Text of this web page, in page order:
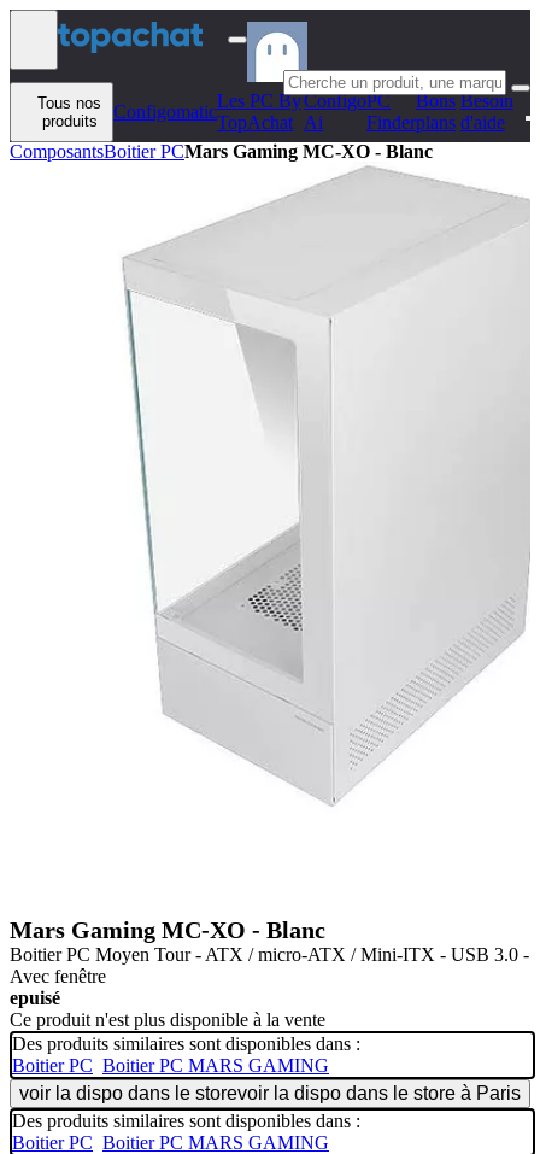
Aller au contenu
Tous nos
produits
Configomatic
Les PC By
TopAchat
Configo
Ai
PC
Finder
Bons
plans
Besoin
d'aide
ComposantsBoitier PCMars Gaming MC-XO - Blanc
Mars Gaming MC-XO - Blanc
Boitier PC Moyen Tour - ATX / micro-ATX / Mini-ITX - USB 3.0 -
Avec fenêtre
epuisé
Ce produit n'est plus disponible à la vente
Des produits similaires sont disponibles dans :
Boitier PC Boitier PC MARS GAMING
voir la dispo dans le storevoir la dispo dans le store à Paris
Des produits similaires sont disponibles dans :
Boitier PC Boitier PC MARS GAMING